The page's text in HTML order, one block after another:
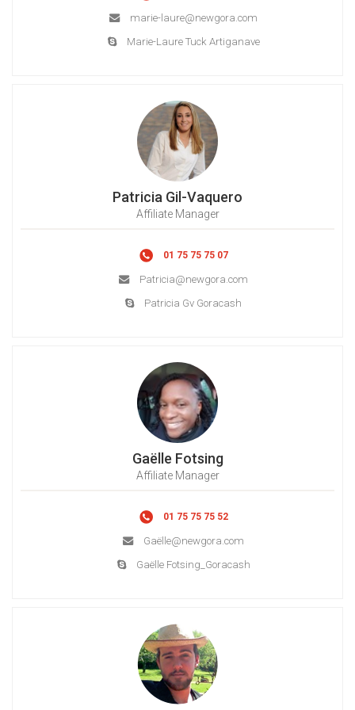
marie-laure@newgora.com
Marie-Laure Tuck Artiganave
Patricia Gil-Vaquero
Affiliate Manager
01 75 75 75 07
Patricia@newgora.com
Patricia Gv Goracash
Gaëlle Fotsing
Affiliate Manager
01 75 75 75 52
Gaë lle@newgora.com
Gaëlle Fotsing_Goracash